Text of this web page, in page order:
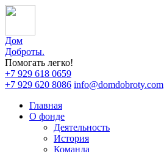
Дом
Доброты.
Помогать легко!
+7 929 618 0659
+7 929 620 8086 info@domdobroty.com
Главная
О фонде
Деятельность
История
Команда